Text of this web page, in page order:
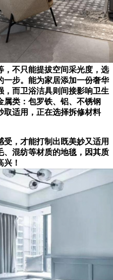
，不只能提拔空间采光度，选
一步。能为家居添加一份奢华
而卫浴洁具则间接影响卫生
属类：包罗铁、铝、不锈钢
取适用，正在选择拆修材料
，才能打制出既美妙又适用
、混纺等材质的地毯，因其质
！